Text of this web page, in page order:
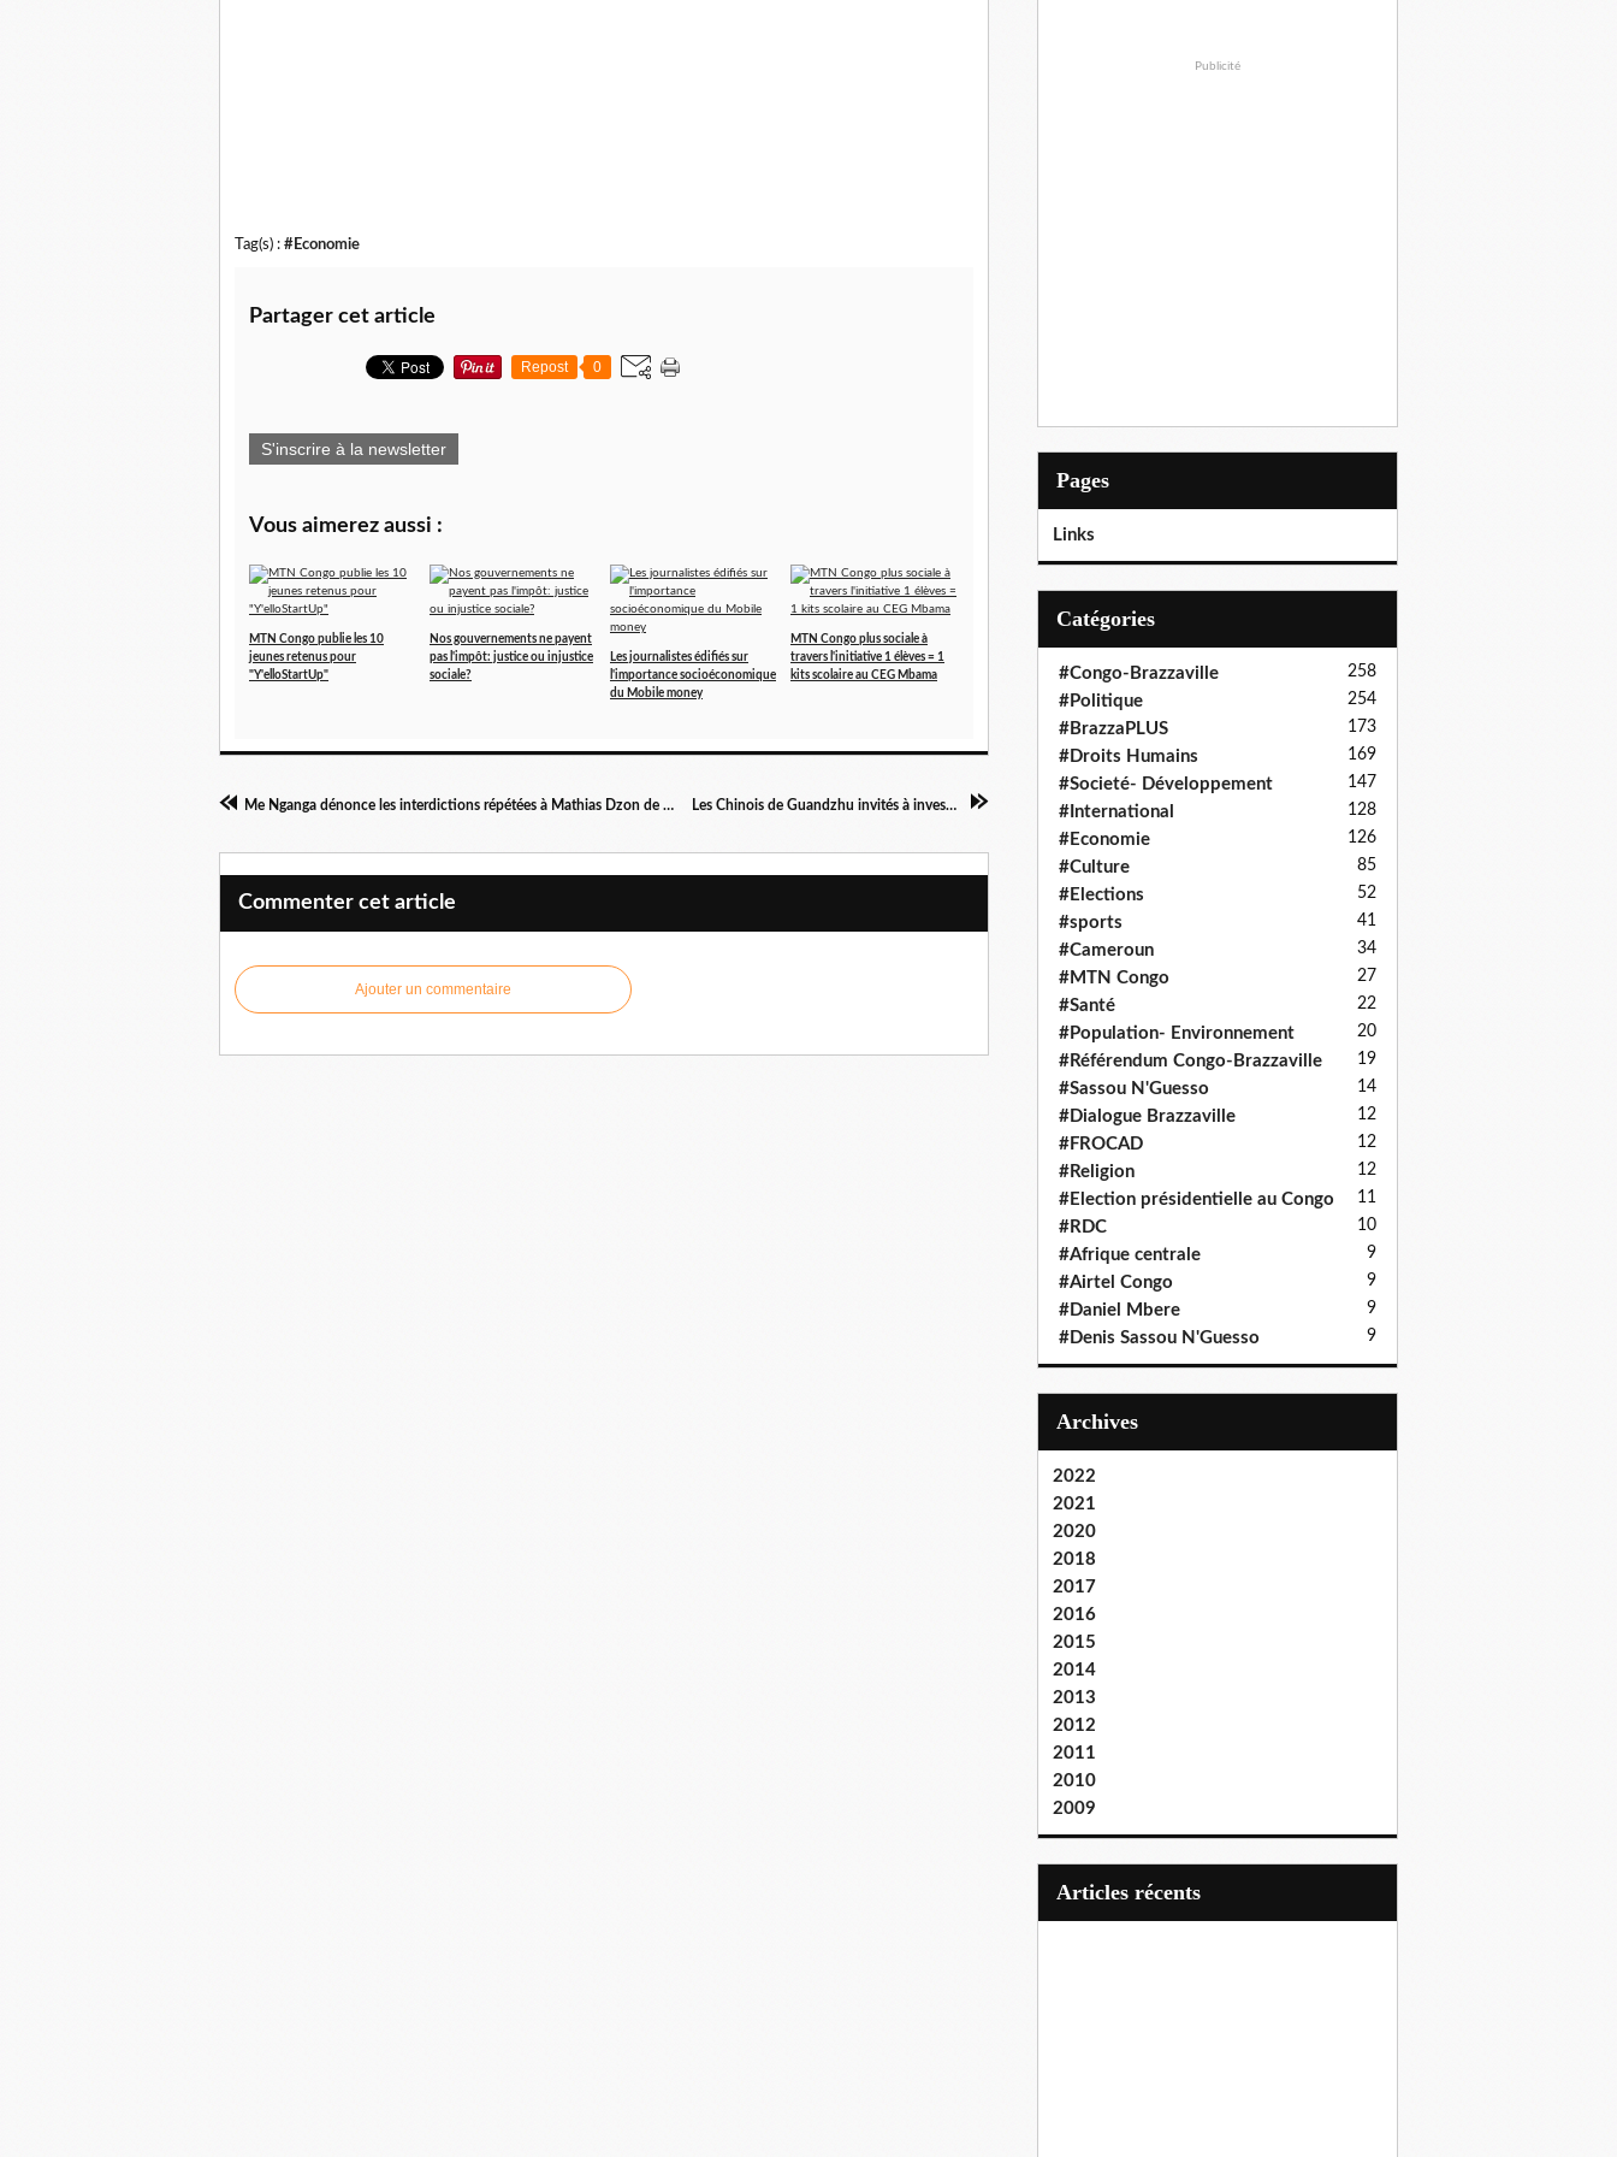
Tag(s) : #Economie
Partager cet article
Repost 0
S'inscrire à la newsletter
Vous aimerez aussi :
MTN Congo publie les 10
jeunes retenus pour
"Y'elloStartUp"
Nos gouvernements ne payent
pas l'impôt: justice ou injustice
sociale?
Les journalistes édifiés sur
l'importance socioéconomique
du Mobile money
MTN Congo plus sociale à
travers l'initiative 1 élèves = 1
kits scolaire au CEG Mbama
Me Nganga dénonce les interdictions répétées à Mathias Dzon de quitter Brazzaville Les Chinois de Guandzhu invités à investir au Congo!
Commenter cet article
Ajouter un commentaire
Publicité
Pages
Links
Catégories
#Congo-Brazzaville 258
#Politique 254
#BrazzaPLUS 173
#Droits Humains 169
#Societé- Développement 147
#International 128
#Economie 126
#Culture 85
#Elections 52
#sports 41
#Cameroun 34
#MTN Congo 27
#Santé 22
#Population- Environnement 20
#Référendum Congo-Brazzaville 19
#Sassou N'Guesso 14
#Dialogue Brazzaville 12
#FROCAD 12
#Religion 12
#Election présidentielle au Congo 11
#RDC 10
#Afrique centrale 9
#Airtel Congo 9
#Daniel Mbere 9
#Denis Sassou N'Guesso 9
Archives
2022
2021
2020
2018
2017
2016
2015
2014
2013
2012
2011
2010
2009
articles récents